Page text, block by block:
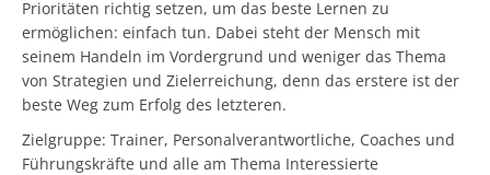
Prioritäten richtig setzen, um das beste Lernen zu
ermöglichen: einfach tun. Dabei steht der Mensch mit
seinem Handeln im Vordergrund und weniger das Thema
von Strategien und Zielerreichung, denn das erstere ist der
beste Weg zum Erfolg des letzteren.
Zielgruppe: Trainer, Personalverantwortliche, Coaches und
Führungskräfte und alle am Thema Interessierte